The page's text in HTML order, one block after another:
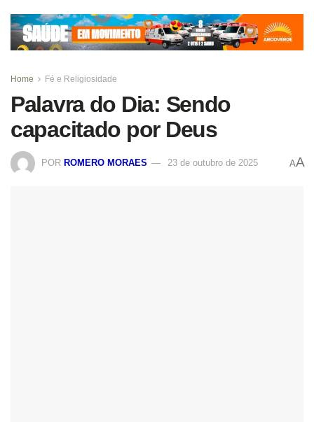
Home Fé e Religiosidade
Palavra do Dia: Sendo
capacitado por Deus
POR ROMERO MORAES 23 de outubro de 2025 AA